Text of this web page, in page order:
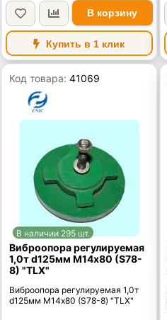
В корзину
Купить в 1 клик
Код товара:41069
В наличии 295 шт.
Виброопора регулируемая
1,0т d125мм М14х80 (S78-
8) "TLX"
Виброопора регулируемая 1,0т
d125мм М14х80 (S78-8) "TLX"